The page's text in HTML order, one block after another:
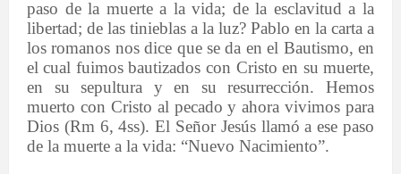
paso de la muerte a la vida; de la esclavitud a la
libertad; de las tinieblas a la luz? Pablo en la carta a
los romanos nos dice que se da en el Bautismo, en
el cual fuimos bautizados con Cristo en su muerte,
en su sepultura y en su resurrección. Hemos
muerto con Cristo al pecado y ahora vivimos para
Dios (Rm 6, 4ss). El Señor Jesús llamó a ese paso
de la muerte a la vida: “Nuevo Nacimiento”.